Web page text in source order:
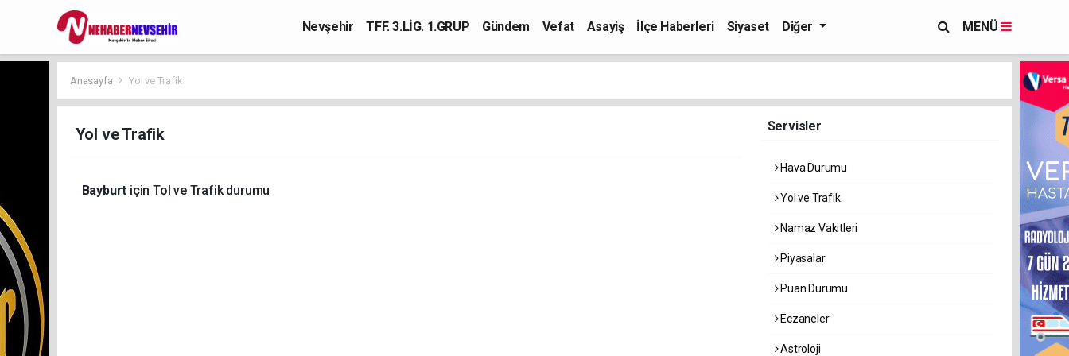
Nevşehir TFF. 3.LİG. 1.GRUP Gündem Vefat Asayiş İlçe Haberleri Siyaset Diğer MENÜ
Anasayfa Yol ve Trafik
Yol ve Trafik
Bayburt için Tol ve Trafik durumu
Servisler
Hava Durumu
Yol ve Trafik
Namaz Vakitleri
Piyasalar
Puan Durumu
Eczaneler
Astroloji